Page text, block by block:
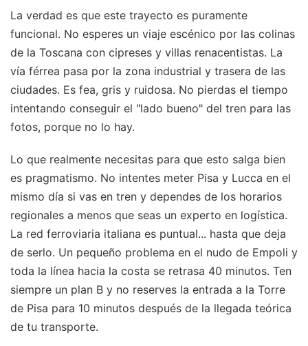
La verdad es que este trayecto es puramente
funcional. No esperes un viaje escénico por las colinas
de la Toscana con cipreses y villas renacentistas. La
vía férrea pasa por la zona industrial y trasera de las
ciudades. Es fea, gris y ruidosa. No pierdas el tiempo
intentando conseguir el "lado bueno" del tren para las
fotos, porque no lo hay.
Lo que realmente necesitas para que esto salga bien
es pragmatismo. No intentes meter Pisa y Lucca en el
mismo día si vas en tren y dependes de los horarios
regionales a menos que seas un experto en logística.
La red ferroviaria italiana es puntual... hasta que deja
de serlo. Un pequeño problema en el nudo de Empoli y
toda la línea hacia la costa se retrasa 40 minutos. Ten
siempre un plan B y no reserves la entrada a la Torre
de Pisa para 10 minutos después de la llegada teórica
de tu transporte.